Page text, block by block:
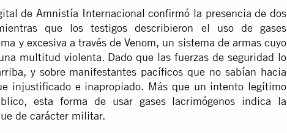
de Amnistía Internacional confirmó la presencia de dos
que los testigos describieron el uso de gases
y excesiva a través de Venom, un sistema de armas cuyo
multitud violenta. Dado que las fuerzas de seguridad lo
y sobre manifestantes pacíficos que no sabían hacia
injustificado e inapropiado. Más que un intento legítimo
esta forma de usar gases lacrimógenos indica la
de carácter militar.